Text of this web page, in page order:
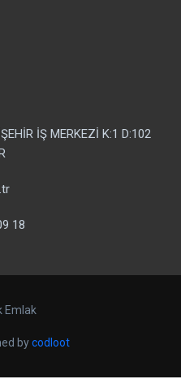
İŞ MERKEZİ K:1 D:102
18
Emlak
bycodloot